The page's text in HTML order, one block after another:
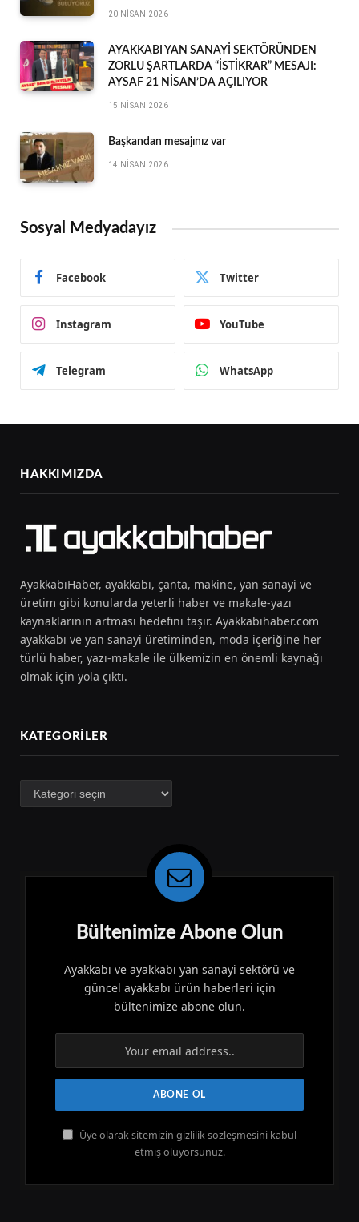
20 NISAN 2026
AYAKKABI YAN SANAYİ SEKTÖRÜNDEN
ZORLU ŞARTLARDA “İSTİKRAR” MESAJI:
AYSAF 21 NİSAN’DA AÇILIYOR
15 NISAN 2026
Başkandan mesajınız var
14 NISAN 2026
Sosyal Medyadayız
Facebook Twitter
Instagram YouTube
Telegram WhatsApp
HAKKIMIZDA
AyakkabıHaber, ayakkabı, çanta, makine, yan sanayi ve
üretim gibi konularda yeterli haber ve makale-yazı
kaynaklarının artması hedefini taşır. Ayakkabihaber.com
ayakkabı ve yan sanayi üretiminden, moda içeriğine her
türlü haber, yazı-makale ile ülkemizin en önemli kaynağı
olmak için yola çıktı.
KATEGORILER
Kategoriler
Bültenimize Abone Olun
Ayakkabı ve ayakkabı yan sanayi sektörü ve
güncel ayakkabı ürün haberleri için
bültenimize abone olun.
Üye olarak sitemizin gizlilik sözleşmesini kabul
etmiş oluyorsunuz.